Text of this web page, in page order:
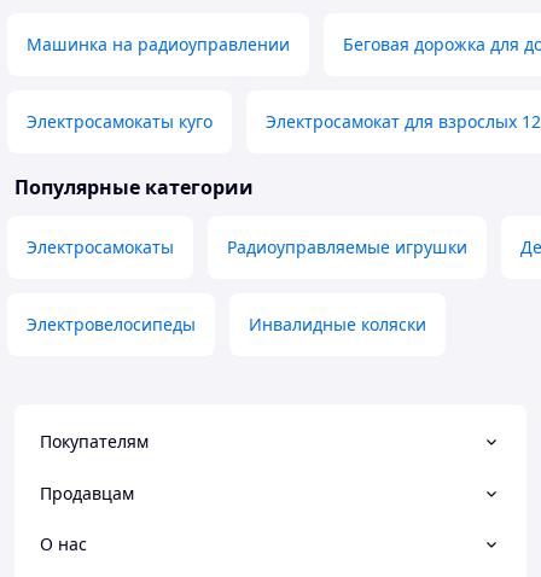
Машинка на радиоуправлении Беговая дорожка для
Электросамокаты куго Электросамокат для взрослых
Популярные категории
Электросамокаты Радиоуправляемые игрушки
Электровелосипеды Инвалидные коляски
Покупателям
Продавцам
О нас